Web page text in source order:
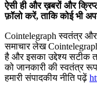
ऐसी ही और ख़बरों और
फ़ॉलो करें, ताकि कोई भी
Cointelegraph स्वतंत्र और
समाचार लेख
है और इसका उद्देश्य सटीक
को जानकारी की स्वतंत्र
हमारी संपादकीय नीति पढ़ें